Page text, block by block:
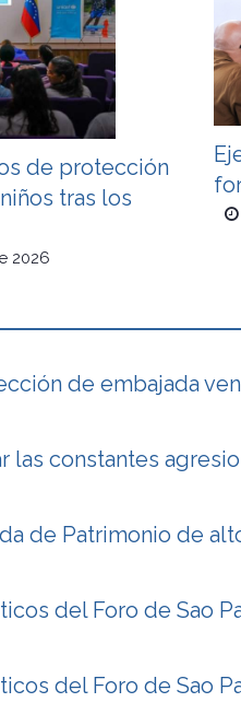
de protección
tras los
2026
de embajada
constantes
de Patrimonio de
del Foro de Sao
del Foro de Sao